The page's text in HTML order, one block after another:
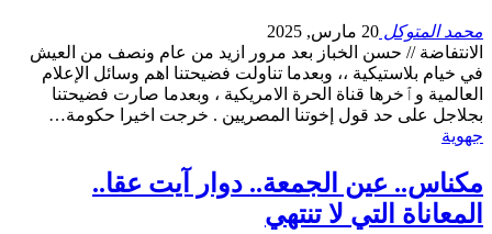
محمد المتوكل 20 مارس, 2025
الانتفاضة // حسن الخباز بعد مرور ازيد من عام ونصف من العيش
في خيام بلاستيكية ،، وبعدما تناولت فضيحتنا اهم وسائل الإعلام
العالمية وٱخرها قناة الحرة الامريكية ، وبعدما صارت فضيحتنا
بجلاجل على حد قول إخوتنا المصريين . خرجت اخيرا حكومة…
جهوية
مكناس.. عين الجمعة.. دوار آيت عقا..
المعاناة التي لا تنتهي